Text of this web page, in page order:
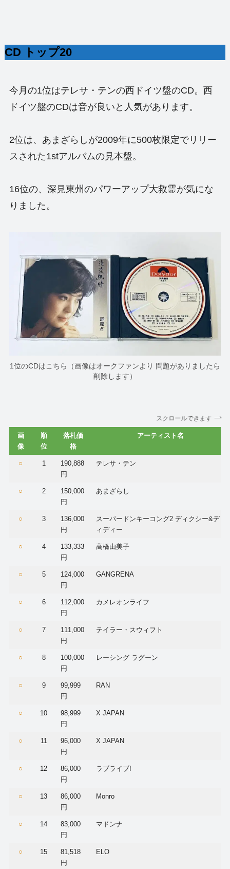
CD トップ20
今月の1位はテレサ・テンの西ドイツ盤のCD。西
ドイツ盤のCDは音が良いと人気があります。
2位は、あまざらしが2009年に500枚限定でリリー
スされた1stアルバムの見本盤。
16位の、深見東州のパワーアップ大救霊が気にな
りました。
1位のCDはこちら（画像はオークファンより 問題がありましたら
削除します）
スクロールできます
画
像
順
位
落札価
格
アーティスト名
○ 1
190,888
円
テレサ・テン
○ 2
150,000
円
あまざらし
○ 3
136,000
円
スーパードンキーコング2 ディクシー&デ
ィディー
○ 4
133,333
円
高橋由美子
○ 5
124,000
円
GANGRENA
○ 6
112,000
円
カメレオンライフ
○ 7
111,000
円
テイラー・スウィフト
○ 8
100,000
円
レーシング ラグーン
○ 9
99,999
円
RAN
○ 10
98,999
円
X JAPAN
○ 11
96,000
円
X JAPAN
○ 12
86,000
円
ラブライブ!
○ 13
86,000
円
Monro
○ 14
83,000
円
マドンナ
○ 15
81,518
円
ELO